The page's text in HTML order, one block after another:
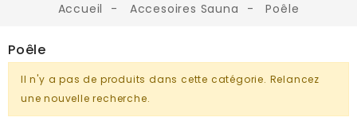
Accueil Accesoires Sauna Poêle
Poêle
Il n'y a pas de produits dans cette catégorie. Relancez
une nouvelle recherche.